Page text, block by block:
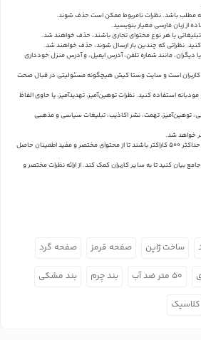
به مطلب باشد. نظرات نامربوط ممکن است حذف شوند.
از زبان فارسی معیار بنویسید.
یا هر نوع محتوای تجاری باشند، حذف خواهند شد.
کنید. نظراتی که چندین بار ارسال شوند، حذف خواهند شد.
دیگران، مانند شماره تلفن، آدرس ایمیل، و آدرس منزل خودداری
است و سایت وستا کیش هیچگونه مسئولیتی در قبال صحت
استفاده کنید. نظرات توهین‌آمیز، تهدیدآمیز، یا حاوی الفاظ
توهین‌آمیز، تهمت، نشر اکاذیب، تبلیغات سیاسی و مذهبی
خواهد شد.
نظرات باید حداقل شامل 50 کاراکتر و حداکثر 500 کاراکتر باشند تا از محتوای مختصر و مفید اطمینان حاصل
بیان کنید تا به سایر کاربران کمک کند.از ارائه نظرات مختصر و
ساخت ژاپن صفحه قرمز صفحه گرد
۵۰ متر ضد آب بند چرم بند مشکی
کلاسیک